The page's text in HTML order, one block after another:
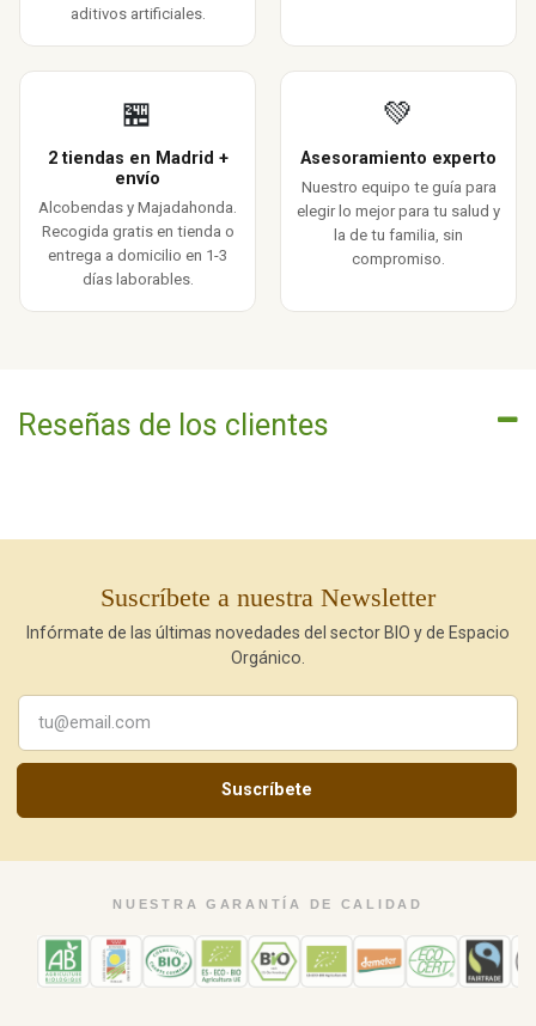
aditivos artificiales.
🏪
2 tiendas en Madrid +
envío
Alcobendas y Majadahonda.
Recogida gratis en tienda o
entrega a domicilio en 1-3
días laborables.
💚
Asesoramiento experto
Nuestro equipo te guía para
elegir lo mejor para tu salud y
la de tu familia, sin
compromiso.
Reseñas de los clientes
Suscríbete a nuestra Newsletter
Infórmate de las últimas novedades del sector BIO y de Espacio
Orgánico.
Suscríbete
NUESTRA GARANTÍA DE CALIDAD